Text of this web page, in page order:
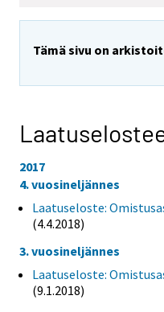
Tämä sivu on
2017
4. vuosineljännes
Laatuseloste:
(4.4.2018)
3. vuosineljännes
Laatuseloste:
(9.1.2018)